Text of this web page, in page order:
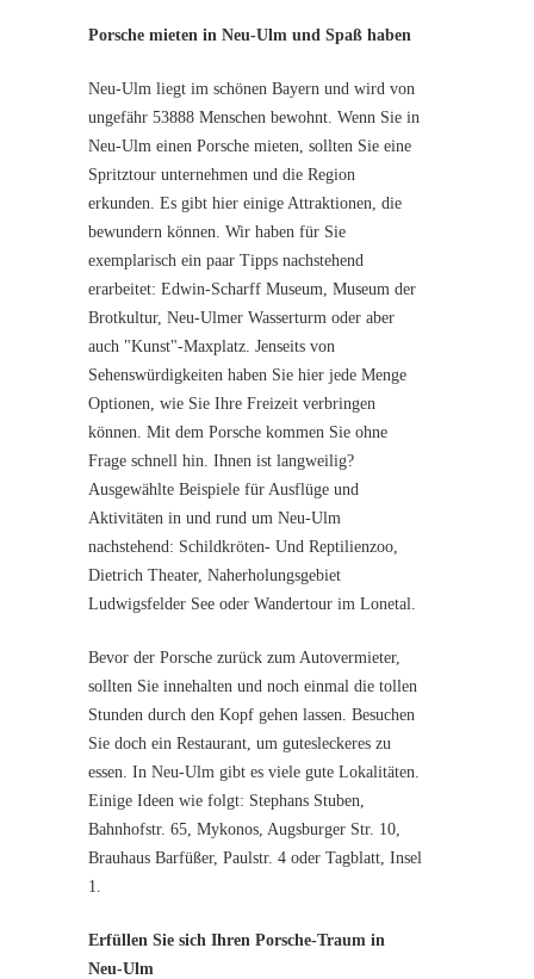
Porsche mieten in Neu-Ulm und Spaß haben
Neu-Ulm liegt im schönen Bayern und wird von
ungefähr 53888 Menschen bewohnt. Wenn Sie in
Neu-Ulm einen Porsche mieten, sollten Sie eine
Spritztour unternehmen und die Region
erkunden. Es gibt hier einige Attraktionen, die
bewundern können. Wir haben für Sie
exemplarisch ein paar Tipps nachstehend
erarbeitet: Edwin-Scharff Museum, Museum der
Brotkultur, Neu-Ulmer Wasserturm oder aber
auch "Kunst"-Maxplatz. Jenseits von
Sehenswürdigkeiten haben Sie hier jede Menge
Optionen, wie Sie Ihre Freizeit verbringen
können. Mit dem Porsche kommen Sie ohne
Frage schnell hin. Ihnen ist langweilig?
Ausgewählte Beispiele für Ausflüge und
Aktivitäten in und rund um Neu-Ulm
nachstehend: Schildkröten- Und Reptilienzoo,
Dietrich Theater, Naherholungsgebiet
Ludwigsfelder See oder Wandertour im Lonetal.
Bevor der Porsche zurück zum Autovermieter,
sollten Sie innehalten und noch einmal die tollen
Stunden durch den Kopf gehen lassen. Besuchen
Sie doch ein Restaurant, um gutesleckeres zu
essen. In Neu-Ulm gibt es viele gute Lokalitäten.
Einige Ideen wie folgt: Stephans Stuben,
Bahnhofstr. 65, Mykonos, Augsburger Str. 10,
Brauhaus Barfüßer, Paulstr. 4 oder Tagblatt, Insel
1.
Erfüllen Sie sich Ihren Porsche-Traum in
Neu-Ulm